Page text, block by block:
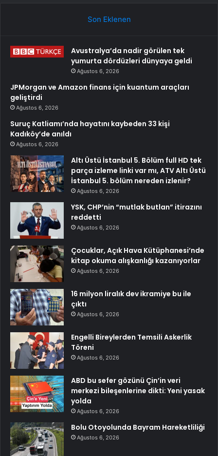
Son Eklenen
Avustralya’da nadir görülen tek
yumurta dördüzleri dünyaya geldi
Ağustos 6, 2026
JPMorgan ve Amazon finans için kuantum araçları
geliştirdi
Ağustos 6, 2026
Suruç Katliamı’nda hayatını kaybeden 33 kişi
Kadıköy’de anıldı
Ağustos 6, 2026
Altı Üstü İstanbul 5. Bölüm full HD tek
parça izleme linki var mı, ATV Altı Üstü
İstanbul 5. bölüm nereden izlenir?
Ağustos 6, 2026
YSK, CHP’nin “mutlak butlan” itirazını
reddetti
Ağustos 6, 2026
Çocuklar, Açık Hava Kütüphanesi’nde
kitap okuma alışkanlığı kazanıyorlar
Ağustos 6, 2026
16 milyon liralık dev ikramiye bu ile
çıktı
Ağustos 6, 2026
Engelli Bireylerden Temsili Askerlik
Töreni
Ağustos 6, 2026
ABD bu sefer gözünü Çin’in veri
merkezi bileşenlerine dikti: Yeni yasak
yolda
Ağustos 6, 2026
Bolu Otoyolunda Bayram Hareketliliği
Ağustos 6, 2026